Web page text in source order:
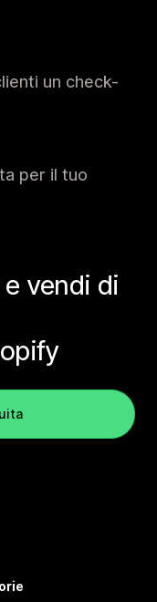
un check-
per il tuo
vendi di